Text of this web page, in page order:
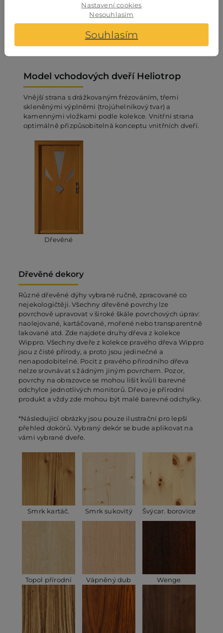
Model vchodových dveří Heliotrop
Vnější strana s drážkovaným frézováním, třemi
skleněnými výplněmi (trojúhelníkový tvar) a
kamennými vložkami podle kolekce. Vnitřní strana
optimálně přizpůsobitelná konceptu vnitřních dveří.
Dřevěné
Dřevěné dekory
Různé dřevěné dýhy vybrané ručně, zpracované co
nejekologičtěji. Všechny dřevěné povrchy lze
povrchově upravovat v široké škále povrchových úprav:
naolejované, kartáčované, mořené nebo transparentně
lakované atd. Zde najdete druhy dřeva z kolekce
Wippro. Všechny dveře z kolekce pravého dřeva Wippro
jsou z čisté přírody, a proto jsou jedinečné a
nenapodobitelné. Pocit z pravého přírodního dřeva
nelze srovnávat s žádným jiným povrchem. Pozor,
povrchy na obrazovce se mohou lišit kvůli barevné
odchylce jednotlivých monitorů. Dřevo je přírodní
produkt a vždy zde mohou být malé barevné odchylky.
*Následující obrázky jsou pouze ilustrační pro lepší
přehled dokórů. Vybraný dekór se bude aplikovat na
vámi vybrané dveře.
Smrk kartáč. Smrk sukovitý Švýcar. borovice
Topol přírodní Vápněný dub Wenge
Nastavení cookies
Nesouhlasím
Souhlasím